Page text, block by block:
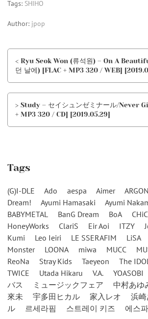
Tags: SHIHO
Author: jpop
< Ryu Seok Won (류석원) – On A
던 날에) [FLAC + MP3 320 / WEB]
> Study – セイシュンゼミナール/Never
+ MP3 320 / CD] [2019.05.29]
Tags
(G)I-DLE Ado aespa Aimer
Dream!
Ayumi Hamasaki
Ayumi
BABYMETAL
BanG Dream BoA
HoneyWorks
ClariS Eir Aoi ITZY
Kumi
Leo Ieiri LE SSERAFIM LiSA
Monster
LOONA miwa MUCC
ReoNa
Stray Kids Taeyeon
The
TWICE
Utada Hikaru V.A. YOASOBI
バス
ミュージックフェア 中村あゆ
來未
宇多田ヒカル 家入レオ 浜
ル
르세라핌 스트레이 키즈 에스파